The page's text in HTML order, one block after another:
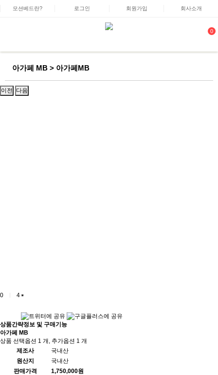
모션베드란? 로그인 회원가입 회사소개
0
아가페 MB > 아가페MB
이전 다음
0 4
상품간략정보 및 구매기능
아가페 MB
상품 선택옵션 1 개, 추가옵션 1 개
제조사
국내산
원산지
국내산
판매가격
1,750,000원